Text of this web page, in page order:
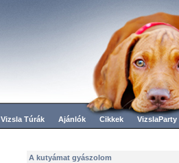
Vizsla Túrák Ajánlók Cikkek VizslaParty
A kutyámat gyászolom